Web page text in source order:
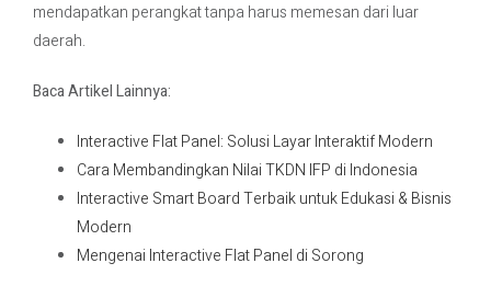
mendapatkan perangkat tanpa harus memesan dari luar
daerah.
Baca Artikel Lainnya:
Interactive Flat Panel: Solusi Layar Interaktif Modern
Cara Membandingkan Nilai TKDN IFP di Indonesia
Interactive Smart Board Terbaik untuk Edukasi & Bisnis
Modern
Mengenai Interactive Flat Panel di Sorong